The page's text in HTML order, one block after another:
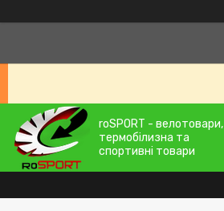
roSPORT - велотовари,
термобілизна та
спортивні товари